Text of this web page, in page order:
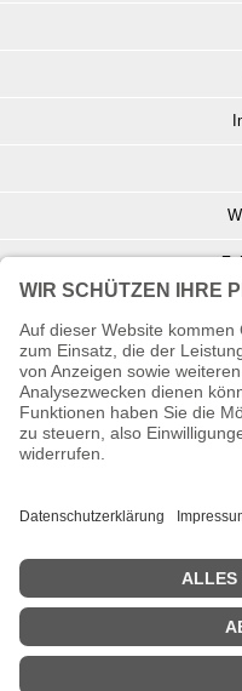
Info zu
Informationen zur
© Copyright 2026 Wohnambiente-